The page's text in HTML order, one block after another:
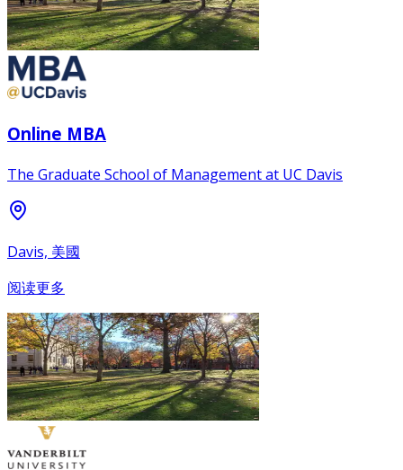
Online MBA
The Graduate School of Management at UC Davis
Davis, 美國
阅读更多